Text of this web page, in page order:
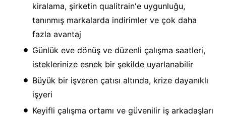
kiralama, şirketin qualitrain'e uygunluğu,
tanınmış markalarda indirimler ve çok daha
fazla avantaj
Günlük eve dönüş ve düzenli çalışma saatleri,
isteklerinize esnek bir şekilde uyarlanabilir
Büyük bir işveren çatısı altında, krize dayanıklı
işyeri
Keyifli çalışma ortamı ve güvenilir iş arkadaşları